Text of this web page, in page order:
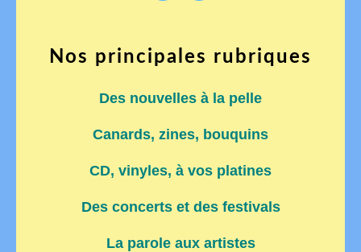
Nos principales rubriques
Des nouvelles à la pelle
Canards, zines, bouquins
CD, vinyles, à vos platines
Des concerts et des festivals
La parole aux artistes